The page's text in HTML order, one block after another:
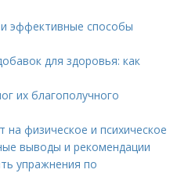
эффективные способы
для здоровья: как
их благополучного
на физическое и психическое
выводы и рекомендации
упражнения по